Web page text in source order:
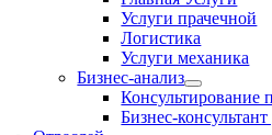
Услуги прачечной
Логистика
Услуги механика
Бизнес-анализ
Консультирование
Бизнес-